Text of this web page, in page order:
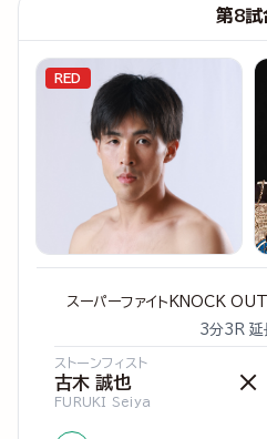
第8試
RED
スーパーファイトKNOCK
3分3R 延
ストーンフィスト
古木 誠也
FURUKI Seiya
×